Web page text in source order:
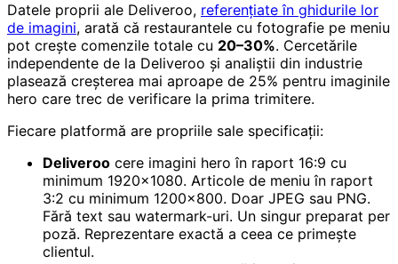
Datele proprii ale Deliveroo, referențiate în ghidurile lor
de imagini, arată că restaurantele cu fotografie pe meniu
pot crește comenzile totale cu 20–30%. Cercetările
independente de la Deliveroo și analiștii din industrie
plasează creșterea mai aproape de 25% pentru imaginile
hero care trec de verificare la prima trimitere.
Fiecare platformă are propriile sale specificații:
Deliveroo cere imagini hero în raport 16:9 cu
minimum 1920×1080. Articole de meniu în raport
3:2 cu minimum 1200×800. Doar JPEG sau PNG.
Fără text sau watermark-uri. Un singur preparat per
poză. Reprezentare exactă a ceea ce primește
clientul.